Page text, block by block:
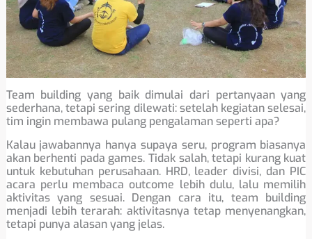
Team building yang baik dimulai dari pertanyaan yang
sederhana, tetapi sering dilewati: setelah kegiatan selesai,
tim ingin membawa pulang pengalaman seperti apa?
Kalau jawabannya hanya supaya seru, program biasanya
akan berhenti pada games. Tidak salah, tetapi kurang kuat
untuk kebutuhan perusahaan. HRD, leader divisi, dan PIC
acara perlu membaca outcome lebih dulu, lalu memilih
aktivitas yang sesuai. Dengan cara itu, team building
menjadi lebih terarah: aktivitasnya tetap menyenangkan,
tetapi punya alasan yang jelas.